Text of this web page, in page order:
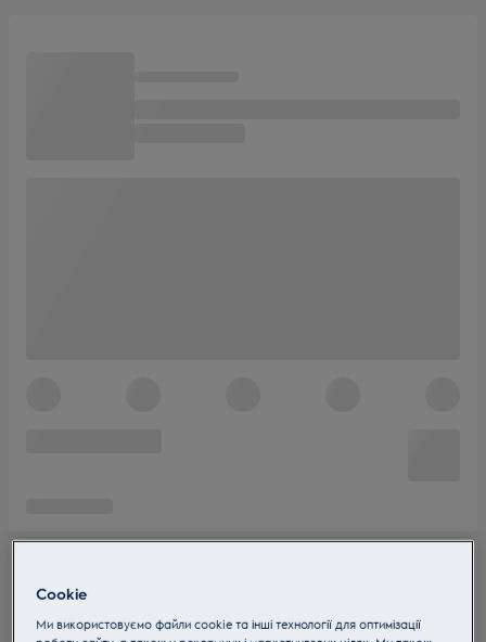
Cookie
Ми використовуємо файли cookie та інші технології для оптимізації